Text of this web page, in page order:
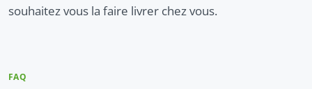
souhaitez vous la faire livrer chez vous.
FAQ